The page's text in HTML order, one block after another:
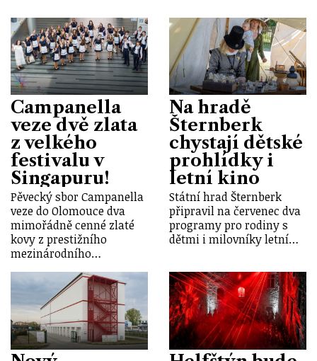
Campanella
veze dvě zlata
z velkého
festivalu v
Singapuru!
Pěvecký sbor Campanella
veze do Olomouce dva
mimořádně cenné zlaté
kovy z prestižního
mezinárodního…
Na hradě
Šternberk
chystají dětské
prohlídky i
letní kino
Státní hrad Šternberk
připravil na červenec dva
programy pro rodiny s
dětmi i milovníky letní…